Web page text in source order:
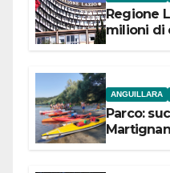
Regione
milioni di
ANGUILLARA
Parco: